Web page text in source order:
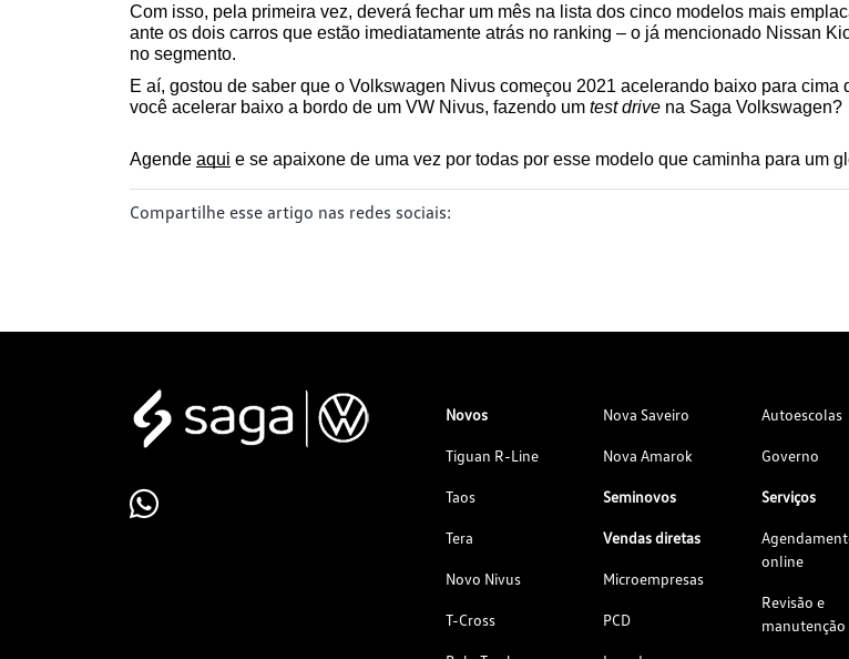
Com isso, pela primeira vez, deverá fechar um mês na lista dos cinco modelos mais
ante os dois carros que estão imediatamente atrás no ranking – o já mencionado Nissan
no segmento.
E aí, gostou de saber que o Volkswagen Nivus começou 2021 acelerando baixo para
você acelerar baixo a bordo de um VW Nivus, fazendo um test drive na Saga Volkswagen?
Agende aqui e se apaixone de uma vez por todas por esse modelo que caminha para um
Compartilhe esse artigo nas redes sociais:
Novos
Tiguan R-Line
Taos
Tera
Novo Nivus
T-Cross
Nova Saveiro
Nova Amarok
Seminovos
Vendas diretas
Microempresas
PCD
Autoescolas
Governo
Serviços
online
Revisão e
manutenção